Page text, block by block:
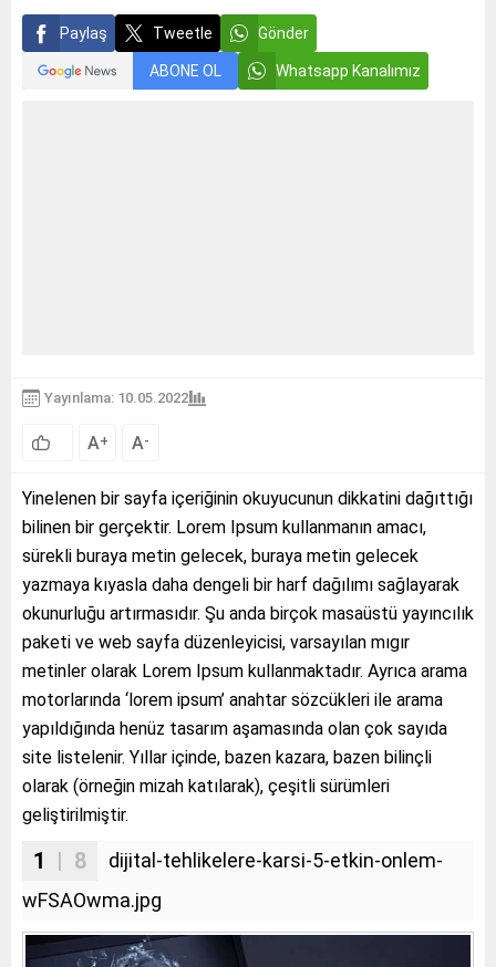
Paylaş Tweetle Gönder
ABONE OL Whatsapp Kanalımız
Yayınlama: 10.05.2022
A+ A-
Yinelenen bir sayfa içeriğinin okuyucunun dikkatini dağıttığı
bilinen bir gerçektir. Lorem Ipsum kullanmanın amacı,
sürekli buraya metin gelecek, buraya metin gelecek
yazmaya kıyasla daha dengeli bir harf dağılımı sağlayarak
okunurluğu artırmasıdır. Şu anda birçok masaüstü yayıncılık
paketi ve web sayfa düzenleyicisi, varsayılan mıgır
metinler olarak Lorem Ipsum kullanmaktadır. Ayrıca arama
motorlarında ‘lorem ipsum’ anahtar sözcükleri ile arama
yapıldığında henüz tasarım aşamasında olan çok sayıda
site listelenir. Yıllar içinde, bazen kazara, bazen bilinçli
olarak (örneğin mizah katılarak), çeşitli sürümleri
geliştirilmiştir.
1 | 8
dijital-tehlikelere-karsi-5-etkin-onlem-
wFSAOwma.jpg